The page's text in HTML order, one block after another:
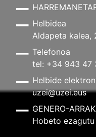
Helbidea
Aldapeta kalea,
Telefonoa
tel: +34 943 47
Helbide
uzei@uzei.eus
GENERO-
Hobeto